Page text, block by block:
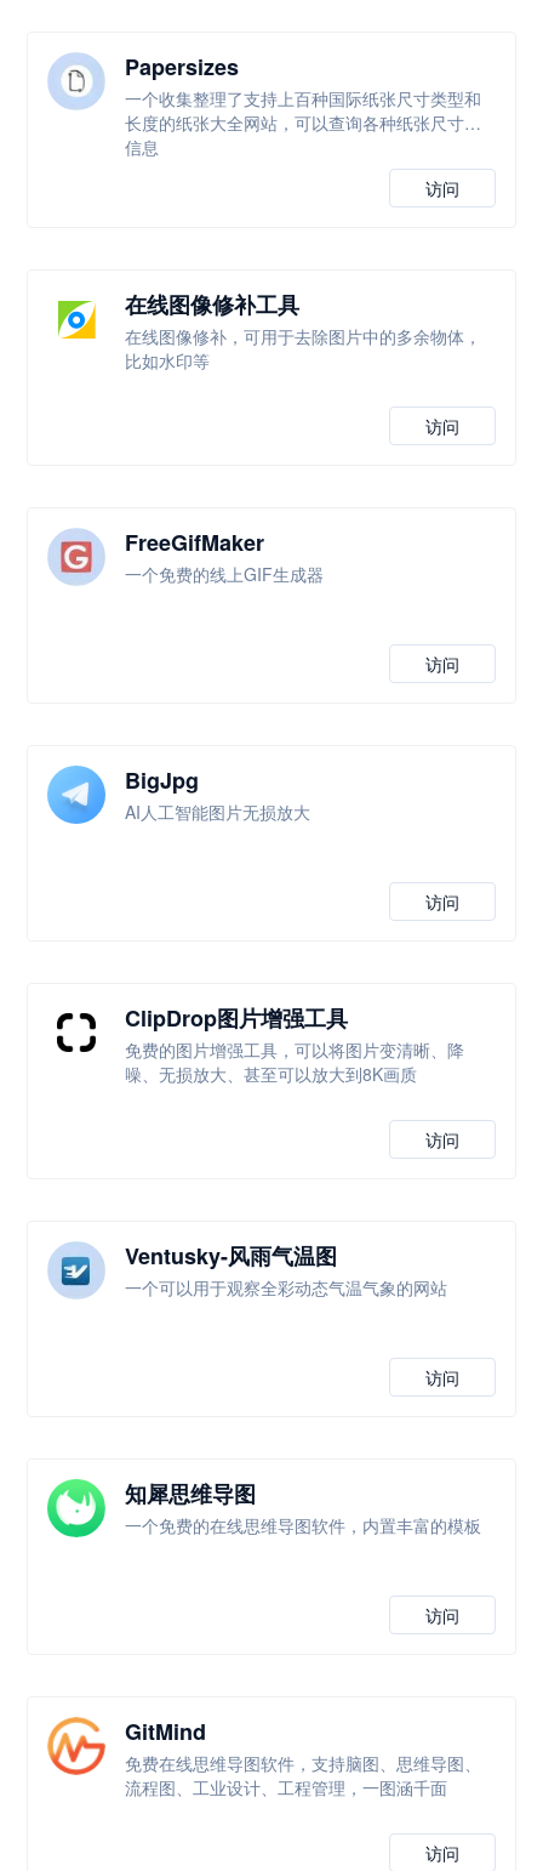
Papersizes
一个收集整理了支持上百种国际纸张尺寸类型和
长度的纸张大全网站，可以查询各种纸张尺寸等
信息
访问
在线图像修补工具
在线图像修补，可用于去除图片中的多余物体，
比如水印等
访问
FreeGifMaker
一个免费的线上GIF生成器
访问
BigJpg
AI人工智能图片无损放大
访问
ClipDrop图片增强工具
免费的图片增强工具，可以将图片变清晰、降
噪、无损放大、甚至可以放大到8K画质
访问
Ventusky-风雨气温图
一个可以用于观察全彩动态气温气象的网站
访问
知犀思维导图
一个免费的在线思维导图软件，内置丰富的模板
访问
GitMind
免费在线思维导图软件，支持脑图、思维导图、
流程图、工业设计、工程管理，一图涵千面
访问